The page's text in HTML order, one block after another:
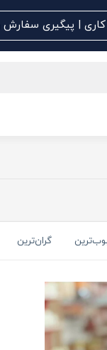
گران‌ترین